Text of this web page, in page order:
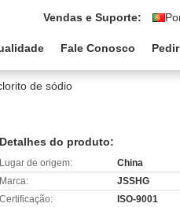
Vendas e Suporte:
Fale Conosco
de sódio
Detalhes do produto:
Lugar de origem:
China
Marca:
JSSHG
Certificação:
ISO-9001